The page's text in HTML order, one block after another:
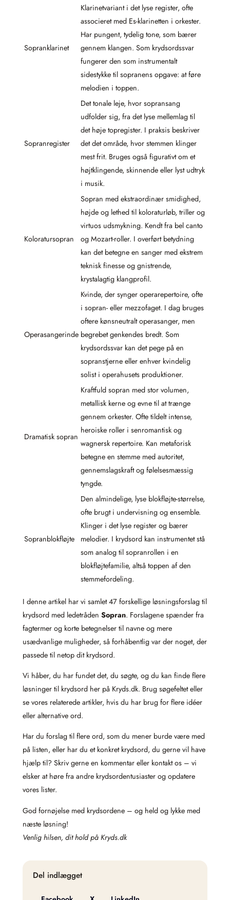
Sopranklarinet
Klarinetvariant i det lyse register, ofte
associeret med Es-klarinetten i orkester.
Har pungent, tydelig tone, som bærer
gennem klangen. Som krydsordssvar
fungerer den som instrumentalt
sidestykke til sopranens opgave: at føre
melodien i toppen.
Sopranregister
Det tonale leje, hvor sopransang
udfolder sig, fra det lyse mellemlag til
det høje topregister. I praksis beskriver
det det område, hvor stemmen klinger
mest frit. Bruges også figurativt om et
højtklingende, skinnende eller lyst udtryk
i musik.
Koloratursopran
Sopran med ekstraordinær smidighed,
højde og lethed til koloraturløb, triller og
virtuos udsmykning. Kendt fra bel canto
og Mozart-roller. I overført betydning
kan det betegne en sanger med ekstrem
teknisk finesse og gnistrende,
krystalagtig klangprofil.
Operasangerinde
Kvinde, der synger operarepertoire, ofte
i sopran- eller mezzofaget. I dag bruges
oftere kønsneutralt operasanger, men
begrebet genkendes bredt. Som
krydsordssvar kan det pege på en
sopranstjerne eller enhver kvindelig
solist i operahusets produktioner.
Dramatisk sopran
Kraftfuld sopran med stor volumen,
metallisk kerne og evne til at trænge
gennem orkester. Ofte tildelt intense,
heroiske roller i senromantisk og
wagnersk repertoire. Kan metaforisk
betegne en stemme med autoritet,
gennemslagskraft og følelsesmæssig
tyngde.
Sopranblokfløjte
Den almindelige, lyse blokfløjte-størrelse,
ofte brugt i undervisning og ensemble.
Klinger i det lyse register og bærer
melodier. I krydsord kan instrumentet stå
som analog til sopranrollen i en
blokfløjtefamilie, altså toppen af den
stemmefordeling.
I denne artikel har vi samlet 47 forskellige løsningsforslag til
krydsord med ledetråden Sopran. Forslagene spænder fra
fagtermer og korte betegnelser til navne og mere
usædvanlige muligheder, så forhåbentlig var der noget, der
passede til netop dit krydsord.
Vi håber, du har fundet det, du søgte, og du kan finde flere
løsninger til krydsord her på Kryds.dk. Brug søgefeltet eller
se vores relaterede artikler, hvis du har brug for flere idéer
eller alternative ord.
Har du forslag til flere ord, som du mener burde være med
på listen, eller har du et konkret krydsord, du gerne vil have
hjælp til? Skriv gerne en kommentar eller kontakt os – vi
elsker at høre fra andre krydsordentusiaster og opdatere
vores lister.
God fornøjelse med krydsordene – og held og lykke med
næste løsning!
Venlig hilsen, dit hold på Kryds.dk
Del indlægget